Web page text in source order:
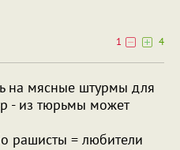
1
4
на мясные штурмы для
- из тюрьмы может
рашисты = любители